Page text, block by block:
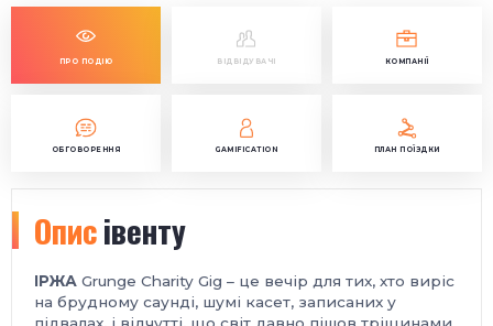
ПРО ПОДІЮ ВІДВІДУВАЧІ КОМПАНІЇ
ОБГОВОРЕННЯ GAMIFICATION ПЛАН ПОЇЗДКИ
Описівенту
ІРЖА Grunge Charity Gig – це вечір для тих, хто виріс
на брудному саунді, шумі касет, записаних у